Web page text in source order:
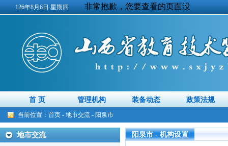
126年8月6日 星期四
首 页 管理机构 装备动态 政策法规
当前位置： 首页 - 地市交流 - 阳泉市
地市交流 阳泉市 - 机构设置